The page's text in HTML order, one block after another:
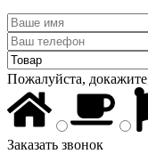
Пожалуйста,
Заказать звонок